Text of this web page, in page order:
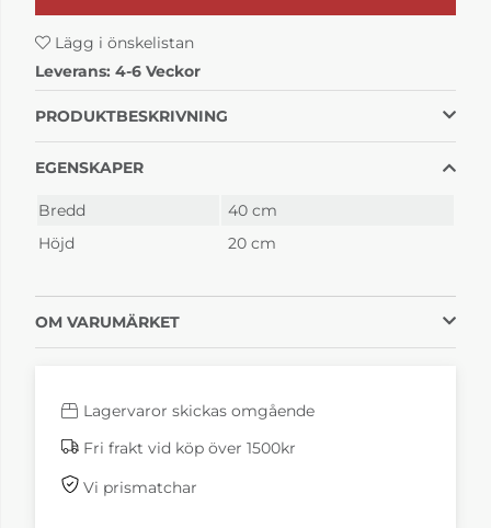
Lägg i önskelistan
Leverans: 4-6 Veckor
PRODUKTBESKRIVNING
EGENSKAPER
Bredd
40 cm
Höjd
20 cm
OM VARUMÄRKET
Lagervaror skickas omgående
Fri frakt vid köp över 1500kr
Vi prismatchar